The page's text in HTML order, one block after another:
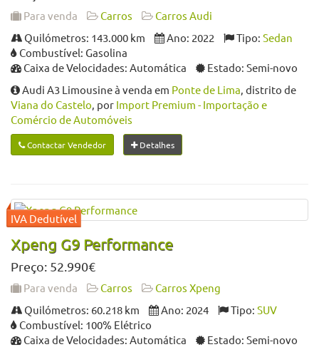
Para venda Carros
Carros Audi
Quilómetros: 143.000 km
Ano: 2022 Tipo: Sedan
Combustível: Gasolina
Caixa de Velocidades: Automática
Estado: Semi-novo
Audi A3 Limousine à venda em Ponte de Lima, distrito de
Viana do Castelo, por Import Premium - Importação e
Comércio de Automóveis
Contactar Vendedor Detalhes
Xpeng G9 Performance
Preço: 52.990€
Para venda Carros
Carros Xpeng
Quilómetros: 60.218 km
Ano: 2024 Tipo: SUV
Combustível: 100% Elétrico
Caixa de Velocidades: Automática
Estado: Semi-novo